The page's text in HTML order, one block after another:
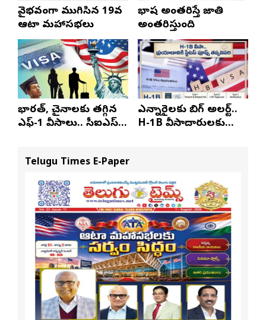
వైభవంగా ముగిసిన 19వ
ఆటా మహాసభలు
భాష అంతరిస్తే జాతి
అంతరిస్తుంది
భారత్, చైనాలకు తగ్గిన
ఎఫ్-1 వీసాలు.. సీఐఎస్
ఎన్నారైలకు బిగ్ అలర్ట్..
H-1B వీసాదారులకు
Telugu Times E-Paper